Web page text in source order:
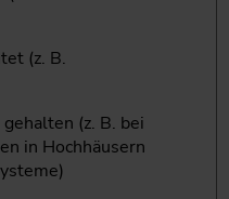
(z. B.
(z. B. bei
in Hochhäusern